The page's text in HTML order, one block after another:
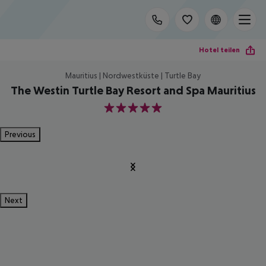
Hotel teilen
Mauritius | Nordwestküste | Turtle Bay
The Westin Turtle Bay Resort and Spa Mauritius
5
Previous
Next